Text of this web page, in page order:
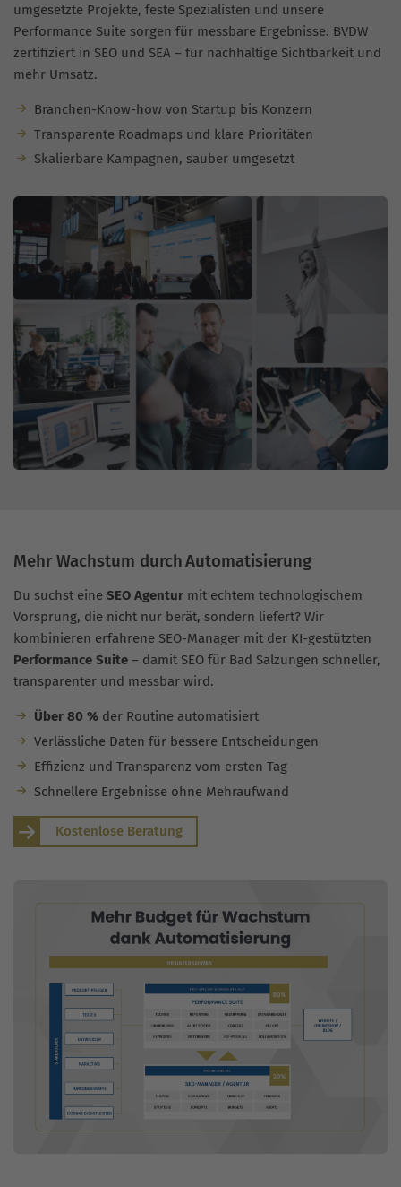
umgesetzte Projekte, feste Spezialisten und unsere
Performance Suite sorgen für messbare Ergebnisse. BVDW
zertifiziert in SEO und SEA – für nachhaltige Sichtbarkeit und
mehr Umsatz.
Branchen-Know-how von Startup bis Konzern
Transparente Roadmaps und klare Prioritäten
Skalierbare Kampagnen, sauber umgesetzt
Mehr Wachstum durch Automatisierung
Du suchst eine SEO Agentur mit echtem technologischem
Vorsprung, die nicht nur berät, sondern liefert? Wir
kombinieren erfahrene SEO-Manager mit der KI-gestützten
Performance Suite – damit SEO für Bad Salzungen schneller,
transparenter und messbar wird.
Über 80 %der Routine automatisiert
Verlässliche Daten für bessere Entscheidungen
Effizienz und Transparenz vom ersten Tag
Schnellere Ergebnisse ohne Mehraufwand
Kostenlose Beratung